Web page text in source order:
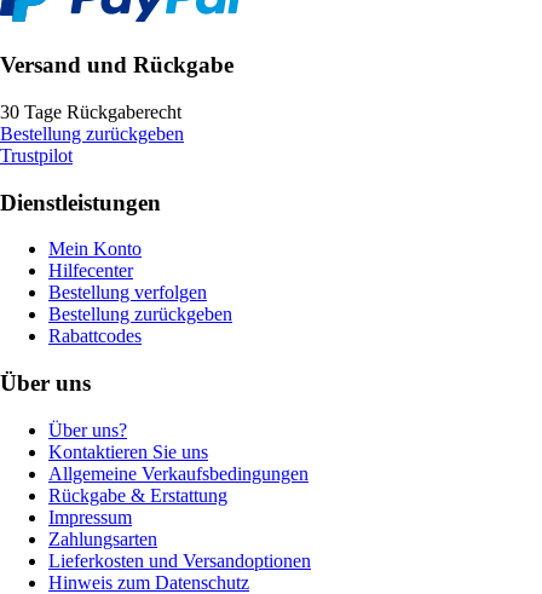
Versand und Rückgabe
30 Tage Rückgaberecht
Bestellung zurückgeben
Trustpilot
Dienstleistungen
Mein Konto
Hilfecenter
Bestellung verfolgen
Bestellung zurückgeben
Rabattcodes
Über uns
Über uns?
Kontaktieren Sie uns
Allgemeine Verkaufsbedingungen
Rückgabe & Erstattung
Impressum
Zahlungsarten
Lieferkosten und Versandoptionen
Hinweis zum Datenschutz